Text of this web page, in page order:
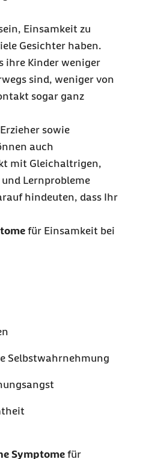
Einsamkeit zu
Gesichter haben.
ihre Kinder weniger
sind, weniger von
sogar ganz
sowie
auch
mit Gleichaltrigen,
Lernprobleme
hindeuten, dass Ihr
für Einsamkeit bei
Selbstwahrnehmung
Symptome für